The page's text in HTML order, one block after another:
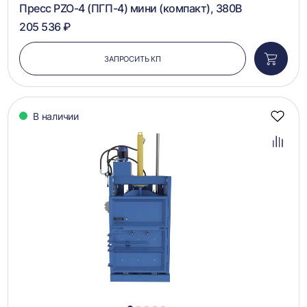
Пресс PZO-4 (ПГП-4) мини (компакт), 380В
205 536 ₽
ЗАПРОСИТЬ КП
в
В наличии